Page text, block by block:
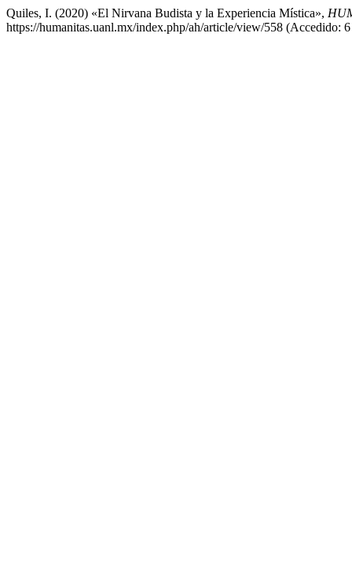
Quiles, I. (2020) «El Nirvana Budista y la Experiencia Mística»,
https://humanitas.uanl.mx/index.php/ah/article/view/558 (Accedido: